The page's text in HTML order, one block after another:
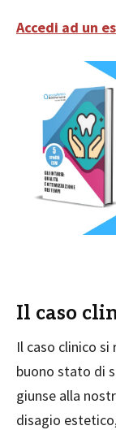
Accedi ad un
Il caso
Il caso clinico si
buono stato di
giunse alla
disagio